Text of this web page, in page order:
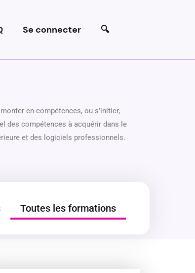
Se connecter 🔍
en compétences, ou s’initier,
des compétences à acquérir dans le
et des logiciels professionnels.
Toutes les formations